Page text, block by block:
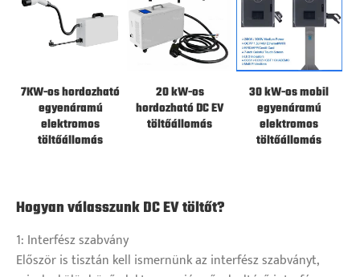
7KW-os hordozható
egyenáramú
elektromos
töltőállomás
20 kW-os
hordozható DC EV
töltőállomás
30 kW-os mobil
egyenáramú
elektromos
töltőállomás
Hogyan válasszunk DC EV töltőt?
1: Interfész szabvány
Először is tisztán kell ismernünk az interfész szabványt,